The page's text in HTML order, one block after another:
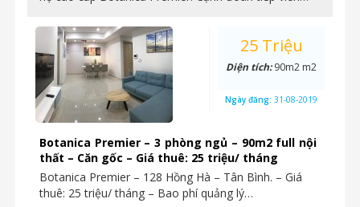
Botanica Premier – 3 phòng ngủ – 90m2 full nội
thất – Căn gốc – Giá thuê: 25 triệu/ tháng
Botanica Premier – 128 Hồng Hà – Tân Bình. – Giá
thuê: 25 triệu/ tháng – Bao phí quảng lý…
25 Triệu
Diện tích:90m2 m2
Ngày đăng: 31-08-2019